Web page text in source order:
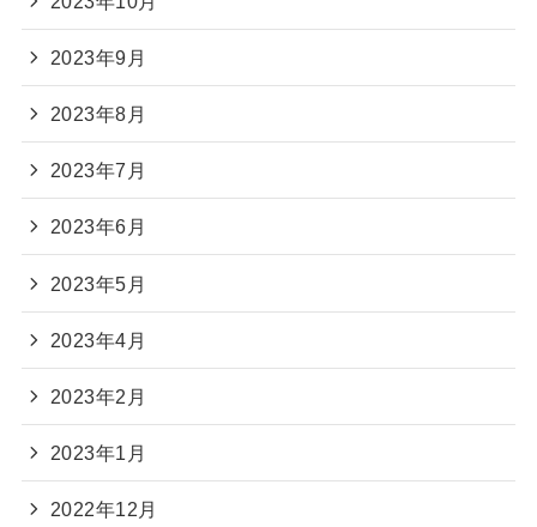
2023年9月
2023年8月
2023年7月
2023年6月
2023年5月
2023年4月
2023年2月
2023年1月
2022年12月